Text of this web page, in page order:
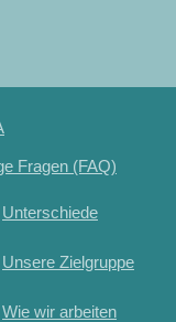
Fragen (FAQ)
Unterschiede
Unsere Zielgruppe
Wie wir arbeiten